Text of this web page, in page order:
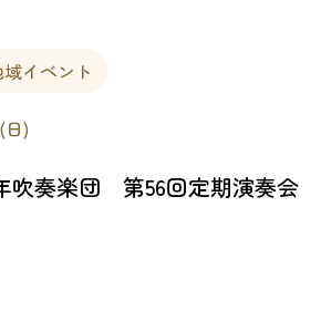
イベント
日)
吹奏楽団 第56回定期演奏会